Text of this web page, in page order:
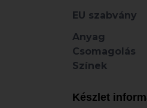
EU szabvány
Anyag
Csomagolás
Színek
Készlet